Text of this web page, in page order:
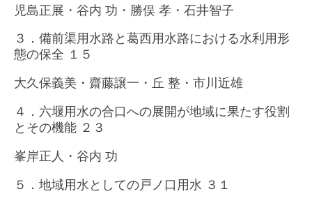
児島正展・谷内 功・勝俣 孝・石井智子
３．備前渠用水路と葛西用水路における水利用形
態の保全 １５
大久保義美・齋藤譲一・丘 整・市川近雄
４．六堰用水の合口への展開が地域に果たす役割
とその機能 ２３
峯岸正人・谷内 功
５．地域用水としての戸ノ口用水 ３１